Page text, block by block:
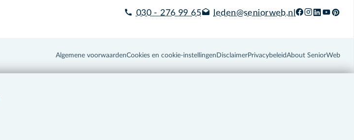
030 - 276 99 65 leden@seniorweb.nl
Algemene voorwaardenCookies en cookie-instellingen DisclaimerPrivacybeleidAbout SeniorWeb